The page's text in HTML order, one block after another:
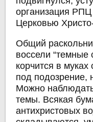
организация РПЦ
Церковью
Общий
воссели “темные
корчится в
под подозрение,
Можно
темы. Всякая
антихристовых